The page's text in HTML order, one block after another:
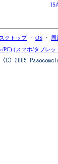
クトップ・ OS ・ 周
PC) (スマホ/タブレッ